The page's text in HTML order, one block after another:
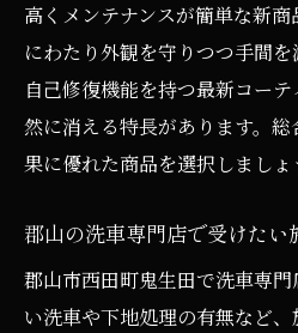
カーコーティング新
方総まとめ
高くメンテナンスが簡単な新
にわたり外観を守りつつ手間を
自己修復機能を持つ最新コー
然に消える特長があります。
果に優れた商品を選択しましょ
郡山の洗車専門店で受けたい
郡山市西田町鬼生田で洗車専
い洗車や下地処理の有無など